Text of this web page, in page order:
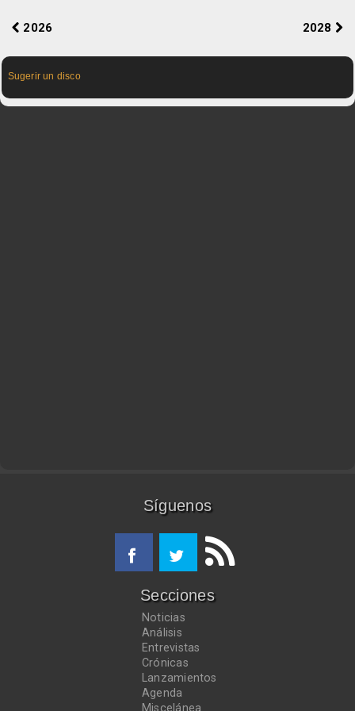
2026 2028
Sugerir un disco
Síguenos
Secciones
Noticias
Análisis
Entrevistas
Crónicas
Lanzamientos
Agenda
Miscelánea